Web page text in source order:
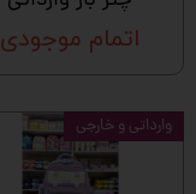
اتمام موجودی
وارداتی و خارجی